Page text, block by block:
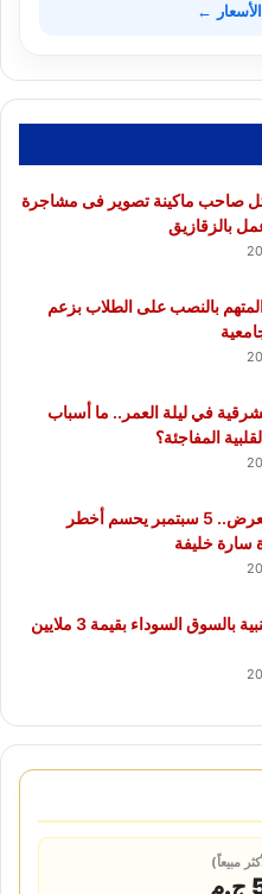
←
صاحب ماكينة تصوير فى مشاجرة
بالزقازيق
بالنصب على الطلاب بزعم
في ليلة العمر.. ما أسباب
المفاجئة؟
الإعدام وهتك العرض.. 5 سبتمبر يحسم أخطر
سارة خليفة
ضبط عملات أجنبية بالسوق السوداء بقيمة 3 ملايين